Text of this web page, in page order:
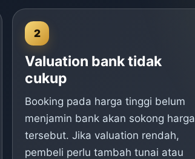
2
Valuation bank tidak
cukup
Booking pada harga tinggi belum
menjamin bank akan sokong harga
tersebut. Jika valuation rendah,
pembeli perlu tambah tunai atau